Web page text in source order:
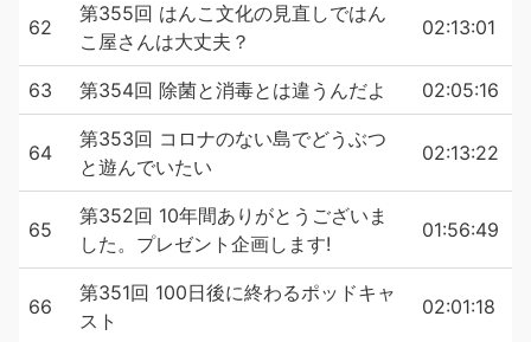
62
第355回 はんこ文化の見直しではん
こ屋さんは大丈夫？
02:13:01
63 第354回 除菌と消毒とは違うんだよ 02:05:16
64
第353回 コロナのない島でどうぶつ
と遊んでいたい
02:13:22
65
第352回 10年間ありがとうございま
した。プレゼント企画します!
01:56:49
66
第351回 100日後に終わるポッドキャ
スト
02:01:18